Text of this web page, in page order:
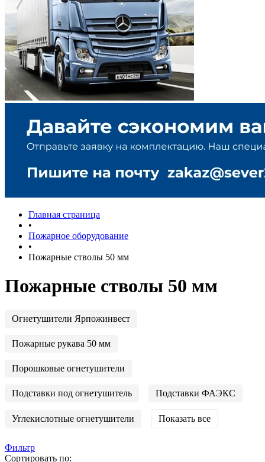
Главная страница
•
Пожарное оборудование
•
Пожарные стволы 50 мм
Пожарные стволы 50 мм
Огнетушители Ярпожинвест
Пожарные рукава 50 мм
Порошковые огнетушители
Подставки под огнетушитель Подставки ФАЭКС
Углекислотные огнетушители Показать все
Фильтр
Сортировать по: